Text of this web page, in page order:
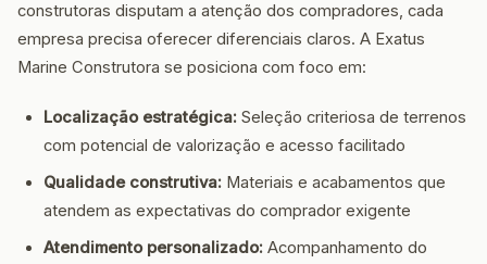
construtoras disputam a atenção dos compradores, cada
empresa precisa oferecer diferenciais claros. A Exatus
Marine Construtora se posiciona com foco em:
Localização estratégica: Seleção criteriosa de terrenos
com potencial de valorização e acesso facilitado
Qualidade construtiva: Materiais e acabamentos que
atendem as expectativas do comprador exigente
Atendimento personalizado: Acompanhamento do